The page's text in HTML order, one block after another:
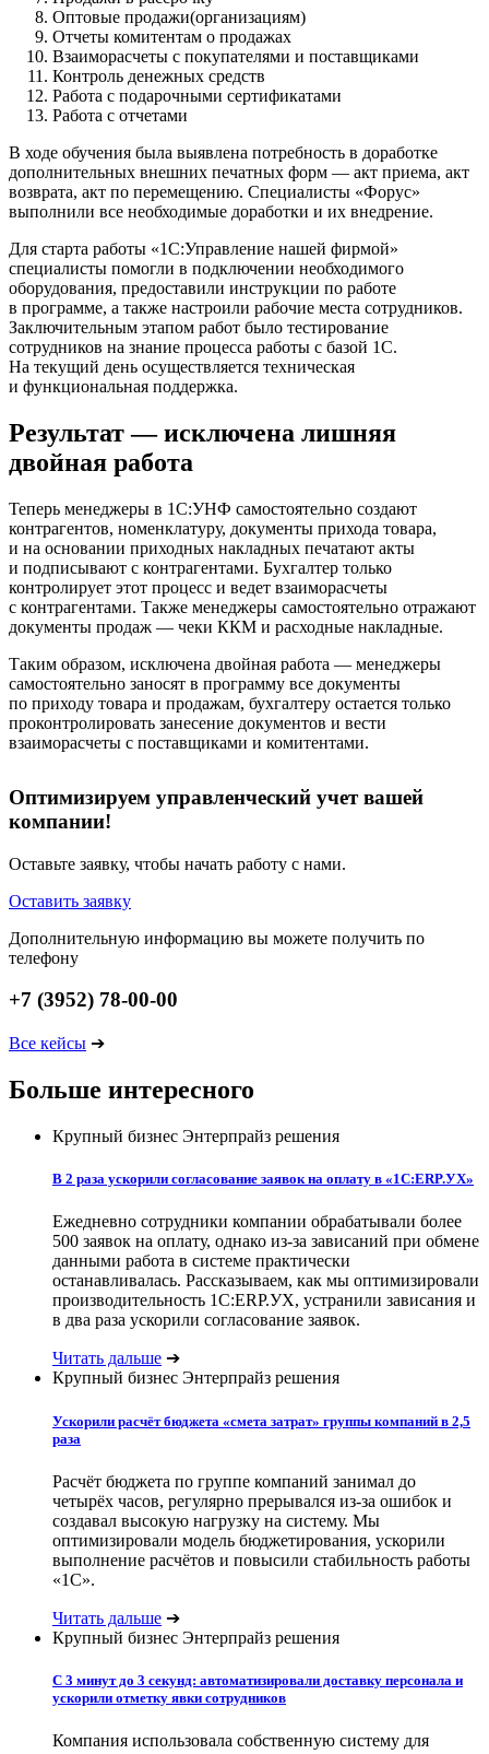
Оптовые продажи(организациям)
Отчеты комитентам о продажах
Взаиморасчеты с покупателями и поставщиками
Контроль денежных средств
Работа с подарочными сертификатами
Работа с отчетами
В ходе обучения была выявлена потребность в доработке
дополнительных внешних печатных форм — акт приема, акт
возврата, акт по перемещению. Специалисты «Форус»
выполнили все необходимые доработки и их внедрение.
Для старта работы «1С:Управление нашей фирмой»
специалисты помогли в подключении необходимого
оборудования, предоставили инструкции по работе
в программе, а также настроили рабочие места сотрудников.
Заключительным этапом работ было тестирование
сотрудников на знание процесса работы с базой 1С.
На текущий день осуществляется техническая
и функциональная поддержка.
Результат — исключена лишняя
двойная работа
Теперь менеджеры в 1С:УНФ самостоятельно создают
контрагентов, номенклатуру, документы прихода товара,
и на основании приходных накладных печатают акты
и подписывают с контрагентами. Бухгалтер только
контролирует этот процесс и ведет взаиморасчеты
с контрагентами. Также менеджеры самостоятельно отражают
документы продаж — чеки ККМ и расходные накладные.
Таким образом, исключена двойная работа — менеджеры
самостоятельно заносят в программу все документы
по приходу товара и продажам, бухгалтеру остается только
проконтролировать занесение документов и вести
взаиморасчеты с поставщиками и комитентами.
Оптимизируем управленческий учет вашей
компании!
Оставьте заявку, чтобы начать работу с нами.
Оставить заявку
Дополнительную информацию вы можете получить по
телефону
+7 (3952) 78-00-00
Все кейсы ➔
Больше интересного
Крупный бизнес Энтерпрайз решения
В 2 раза ускорили согласование заявок на оплату в «1С:ERP.УХ»
Ежедневно сотрудники компании обрабатывали более
500 заявок на оплату, однако из-за зависаний при обмене
данными работа в системе практически
останавливалась. Рассказываем, как мы оптимизировали
производительность 1С:ERP.УХ, устранили зависания и
в два раза ускорили согласование заявок.
Читать дальше ➔
Крупный бизнес Энтерпрайз решения
Ускорили расчёт бюджета «смета затрат» группы компаний в 2,5
раза
Расчёт бюджета по группе компаний занимал до
четырёх часов, регулярно прерывался из-за ошибок и
создавал высокую нагрузку на систему. Мы
оптимизировали модель бюджетирования, ускорили
выполнение расчётов и повысили стабильность работы
«1С».
Читать дальше ➔
Крупный бизнес Энтерпрайз решения
С 3 минут до 3 секунд: автоматизировали доставку персонала и
ускорили отметку явки сотрудников
Компания использовала собственную систему для